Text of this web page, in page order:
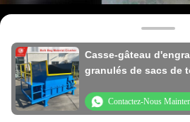
Casse-gâteau
granulés de sacs de
Contactez-Nous